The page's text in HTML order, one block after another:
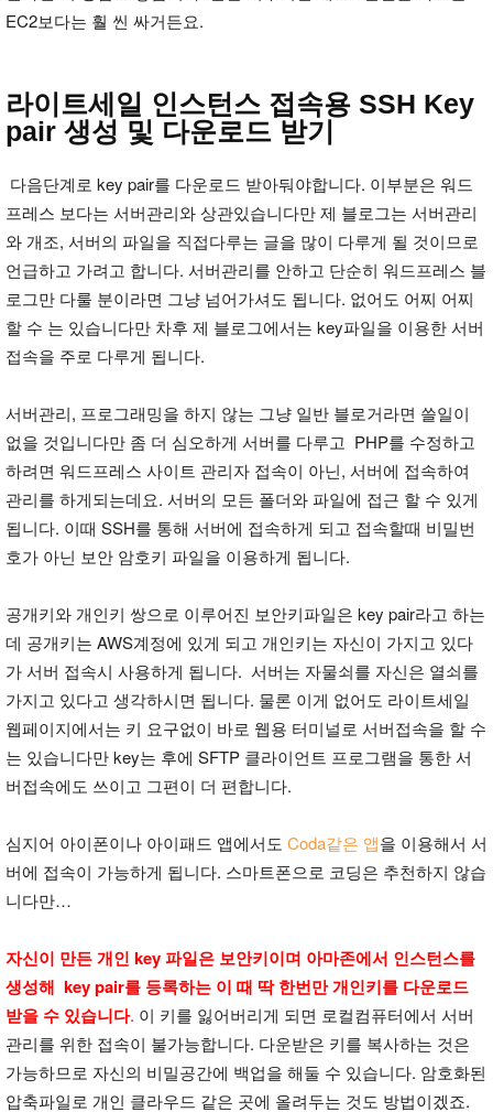
EC2보다는 훨 씬 싸거든요.
라이트세일 인스턴스 접속용 SSH Key
pair 생성 및 다운로드 받기
다음단계로 key pair를 다운로드 받아둬야합니다. 이부분은 워드
프레스 보다는 서버관리와 상관있습니다만 제 블로그는 서버관리
와 개조, 서버의 파일을 직접다루는 글을 많이 다루게 될 것이므로
언급하고 가려고 합니다. 서버관리를 안하고 단순히 워드프레스 블
로그만 다룰 분이라면 그냥 넘어가셔도 됩니다. 없어도 어찌 어찌
할 수 는 있습니다만 차후 제 블로그에서는 key파일을 이용한 서버
접속을 주로 다루게 됩니다.
서버관리, 프로그래밍을 하지 않는 그냥 일반 블로거라면 쓸일이
없을 것입니다만 좀 더 심오하게 서버를 다루고 PHP를 수정하고
하려면 워드프레스 사이트 관리자 접속이 아닌, 서버에 접속하여
관리를 하게되는데요. 서버의 모든 폴더와 파일에 접근 할 수 있게
됩니다. 이때 SSH를 통해 서버에 접속하게 되고 접속할때 비밀번
호가 아닌 보안 암호키 파일을 이용하게 됩니다.
공개키와 개인키 쌍으로 이루어진 보안키파일은 key pair라고 하는
데 공개키는 AWS계정에 있게 되고 개인키는 자신이 가지고 있다
가 서버 접속시 사용하게 됩니다. 서버는 자물쇠를 자신은 열쇠를
가지고 있다고 생각하시면 됩니다. 물론 이게 없어도 라이트세일
웹페이지에서는 키 요구없이 바로 웹용 터미널로 서버접속을 할 수
는 있습니다만 key는 후에 SFTP 클라이언트 프로그램을 통한 서
버접속에도 쓰이고 그편이 더 편합니다.
심지어 아이폰이나 아이패드 앱에서도 Coda같은 앱을 이용해서 서
버에 접속이 가능하게 됩니다. 스마트폰으로 코딩은 추천하지 않습
니다만…
자신이 만든 개인 key 파일은 보안키이며 아마존에서 인스턴스를
생성해 key pair를 등록하는 이 때 딱 한번만 개인키를 다운로드
받을 수 있습니다. 이 키를 잃어버리게 되면 로컬컴퓨터에서 서버
관리를 위한 접속이 불가능합니다. 다운받은 키를 복사하는 것은
가능하므로 자신의 비밀공간에 백업을 해둘 수 있습니다. 암호화된
압축파일로 개인 클라우드 같은 곳에 올려두는 것도 방법이겠죠.